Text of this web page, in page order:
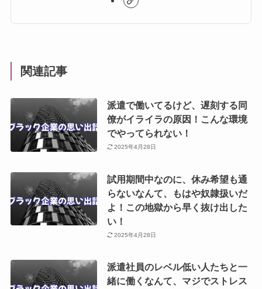
関連記事
派遣で働いてるけど、遅刻する同
僚がイライラの原因！こんな環境
でやってられない！
2025年4月28日
試用期間中なのに、休み希望も通
らないなんて、もはや奴隷扱いだ
よ！この地獄から早く抜け出した
い！
2025年4月28日
派遣社員のレベル低い人たちと一
緒に働くなんて、マジでストレス